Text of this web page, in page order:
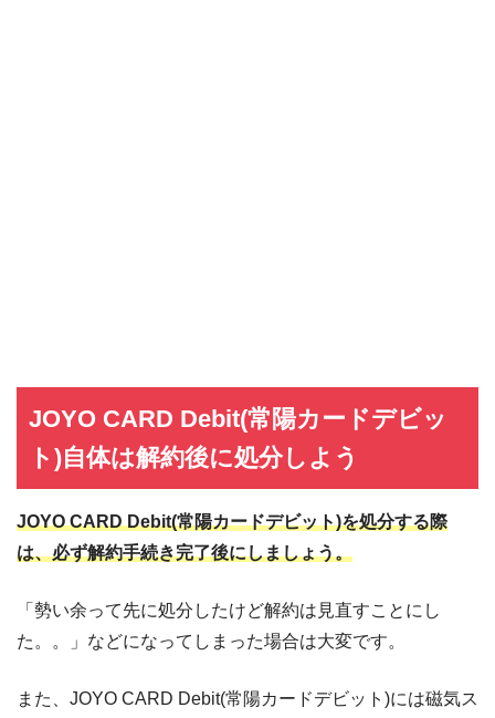
JOYO CARD Debit(常陽カードデビッ
ト)自体は解約後に処分しよう
JOYO CARD Debit(常陽カードデビット)を処分する際
は、必ず解約手続き完了後にしましょう。
「勢い余って先に処分したけど解約は見直すことにし
た。。」などになってしまった場合は大変です。
また、JOYO CARD Debit(常陽カードデビット)には磁気ス